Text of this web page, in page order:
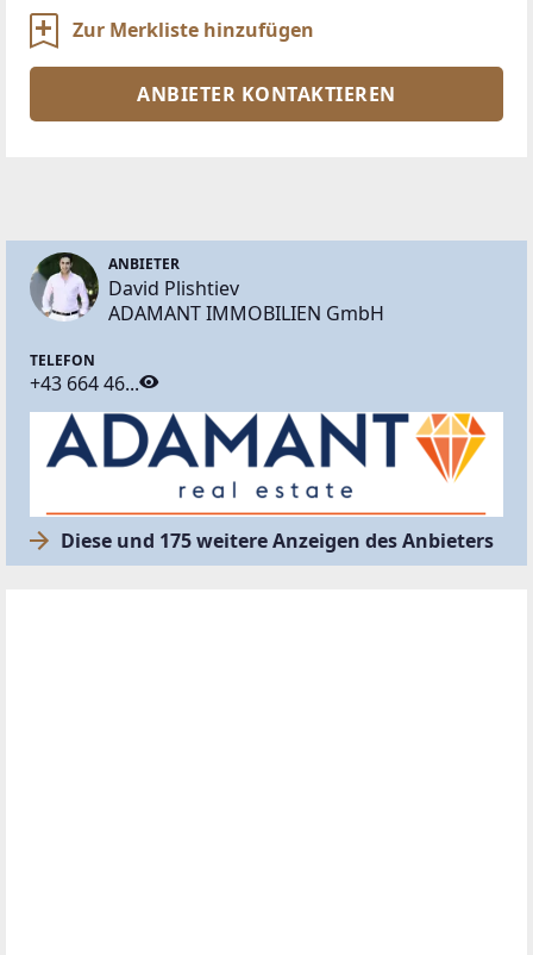
Zur Merkliste hinzufügen
ANBIETER KONTAKTIEREN
ANBIETER
David Plishtiev
ADAMANT IMMOBILIEN GmbH
TELEFON
+43 664 46...
Diese und 175 weitere Anzeigen des Anbieters